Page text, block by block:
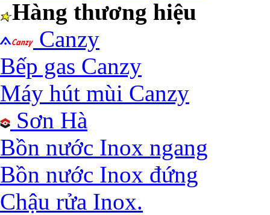
Hàng thương hiệu
Canzy
Bếp gas Canzy
Máy hút mùi Canzy
Sơn Hà
Bồn nước Inox ngang
Bồn nước Inox đứng
Chậu rửa Inox.